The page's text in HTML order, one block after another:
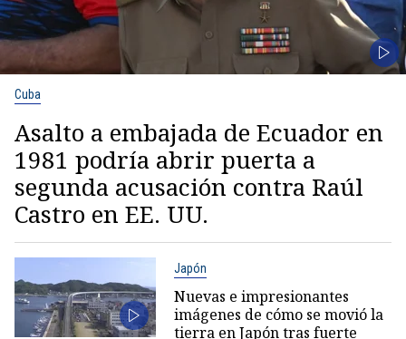
Cuba
Asalto a embajada de Ecuador en
1981 podría abrir puerta a
segunda acusación contra Raúl
Castro en EE. UU.
Japón
Nuevas e impresionantes
imágenes de cómo se movió la
tierra en Japón tras fuerte